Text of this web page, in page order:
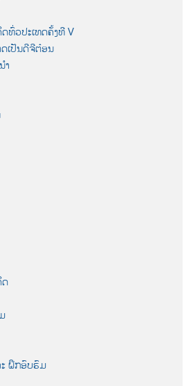
ທົ່ວປະເທດຄັ້ງທີ V
ເປັນດີຈີຕ໋ອນ
ຳ
ດ
ຝຶກອົບຮົມ